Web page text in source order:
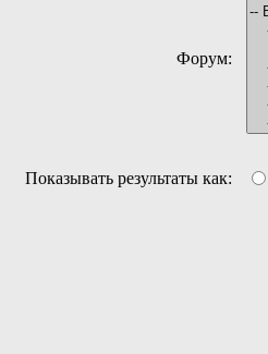
Форум:
Показывать результаты как: